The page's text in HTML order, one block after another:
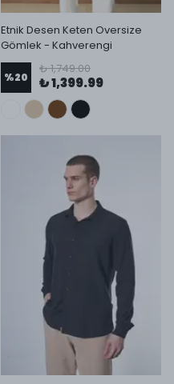
Etnik Desen Keten Oversize
Gömlek - Kahverengi
%20
₺ 1,749.00
₺ 1,399.99